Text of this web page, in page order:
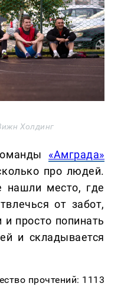
Холдинг
«Амграда»
про людей.
нашли место, где
от забот,
и просто попинать
и складывается
прочтений: 1113